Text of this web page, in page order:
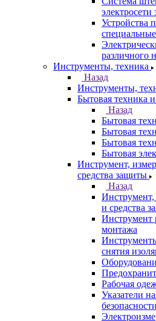
электросети
Устройства
специальные
различного
Инструменты, техника
Назад
Инструменты,
Бытовая техника
Назад
Бытовая
Бытовая
Бытовая
Бытовая
Инструмент,
средства защиты
Назад
и средства
Инструмент
монтажа
снятия
Рабочая
Указатели
безопасности